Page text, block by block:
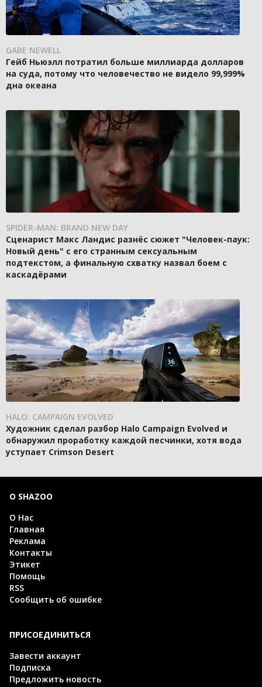
GABE NEWELL
Гейб Ньюэлл потратил больше миллиарда долларов
на суда, потому что человечество не видело 99,999%
дна океана
SPIDER-MAN: BRAND NEW DAY
Сценарист Макс Ландис разнёс сюжет "Человек-паук:
Новый день" с его странным сексуальным
подтекстом, а финальную схватку назвал боем с
каскадёрами
HALO: CAMPAIGN EVOLVED
Художник сделал разбор Halo Campaign Evolved и
обнаружил проработку каждой песчинки, хотя вода
уступает Crimson Desert
О SHAZOO
О Нас
Главная
Реклама
Контакты
Этикет
Помощь
RSS
Сообщить об ошибке
ПРИСОЕДИНИТЬСЯ
Завести аккаунт
Подписка
Предложить новость